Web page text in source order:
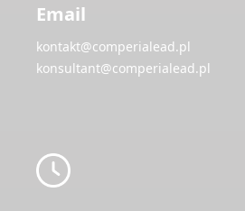
Email
kontakt@comperialead.pl
konsultant@comperialead.pl